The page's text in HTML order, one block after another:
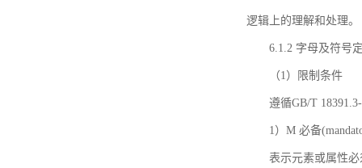
逻辑上的理解和处理。
6.1.2 字母及符号
（1）限制条件
遵循GB/T
1）M 必备
表示元素或属性